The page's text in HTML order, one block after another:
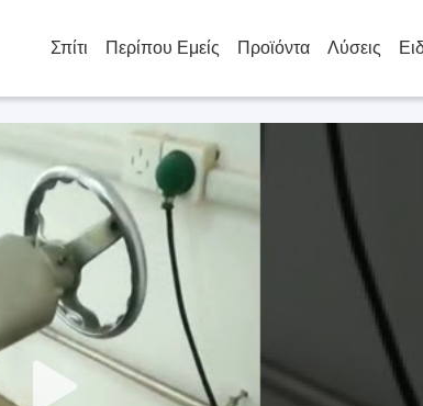
Σπίτι Περίπου Εμείς Προϊόντα Λύσεις